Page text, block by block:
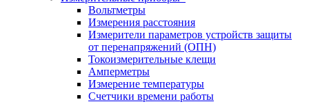
Вольтметры
Измерения расстояния
Измерители параметров устройств защиты
от перенапряжений (ОПН)
Токоизмерительные клещи
Амперметры
Измерение температуры
Счетчики времени работы